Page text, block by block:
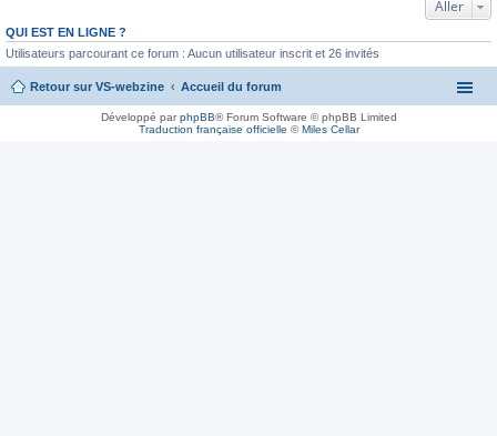
Aller
QUI EST EN LIGNE ?
Utilisateurs parcourant ce forum : Aucun utilisateur inscrit et 26 invités
Retour sur VS-webzine Accueil du forum
Développé parphpBB® Forum Software © phpBB Limited
Traduction française officielle ©Miles Cellar